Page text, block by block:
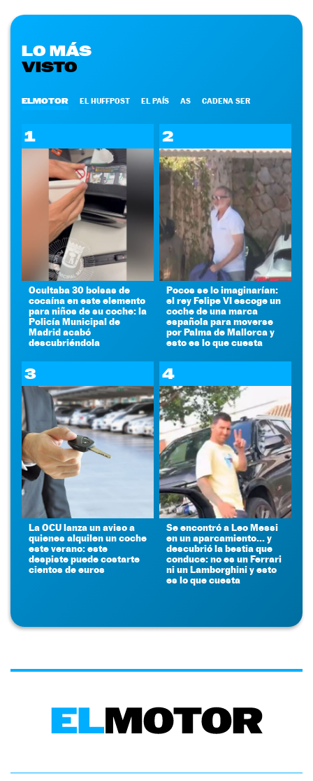
LO MÁS
VISTO
ELMOTOR EL HUFFPOST EL PAÍS AS CADENA SER
1
Ocultaba 30 bolsas de
cocaína en este elemento
para niños de su coche: la
Policía Municipal de
Madrid acabó
descubriéndola
2
Pocos se lo imaginarían:
el rey Felipe VI escoge un
coche de una marca
española para moverse
por Palma de Mallorca y
esto es lo que cuesta
3
La OCU lanza un aviso a
quienes alquilen un coche
este verano: este
despiste puede costarte
cientos de euros
4
Se encontró a Leo Messi
en un aparcamiento... y
descubrió la bestia que
conduce: no es un Ferrari
ni un Lamborghini y esto
es lo que cuesta